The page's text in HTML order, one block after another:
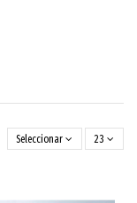
Seleccionar 23